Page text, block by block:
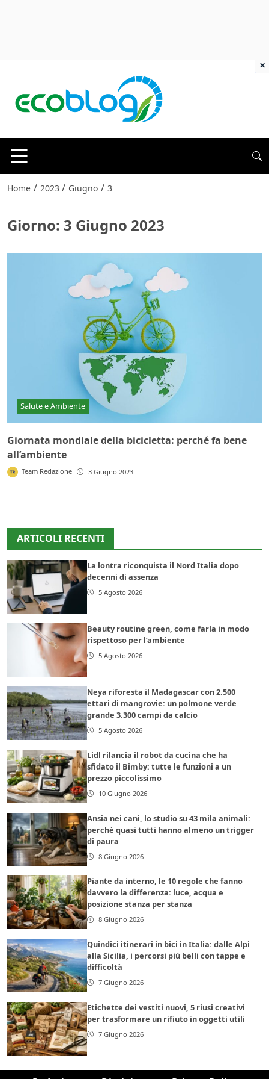
Home / 2023 / Giugno / 3
Giorno: 3 Giugno 2023
Salute e Ambiente
Giornata mondiale della bicicletta: perché fa bene
all’ambiente
Team Redazione 3 Giugno 2023
ARTICOLI RECENTI
La lontra riconquista il Nord Italia dopo
decenni di assenza
5 Agosto 2026
Beauty routine green, come farla in modo
rispettoso per l’ambiente
5 Agosto 2026
Neya riforesta il Madagascar con 2.500
ettari di mangrovie: un polmone verde
grande 3.300 campi da calcio
5 Agosto 2026
Lidl rilancia il robot da cucina che ha
sfidato il Bimby: tutte le funzioni a un
prezzo piccolissimo
10 Giugno 2026
Ansia nei cani, lo studio su 43 mila animali:
perché quasi tutti hanno almeno un trigger
di paura
8 Giugno 2026
Piante da interno, le 10 regole che fanno
davvero la differenza: luce, acqua e
posizione stanza per stanza
8 Giugno 2026
Quindici itinerari in bici in Italia: dalle Alpi
alla Sicilia, i percorsi più belli con tappe e
difficoltà
7 Giugno 2026
Etichette dei vestiti nuovi, 5 riusi creativi
per trasformare un rifiuto in oggetti utili
7 Giugno 2026
×